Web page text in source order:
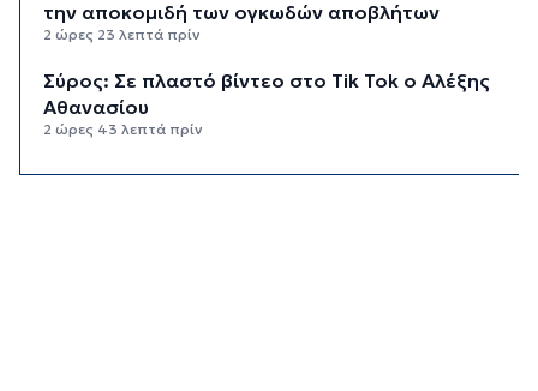
την αποκομιδή των ογκωδών αποβλήτων
2 ώρες 23 λεπτά πρίν
Σύρος: Σε πλαστό βίντεο στο Tik Tok ο Αλέξης
Αθανασίου
2 ώρες 43 λεπτά πρίν
Λαϊκές και ρεμπέτικες βραδιές στην